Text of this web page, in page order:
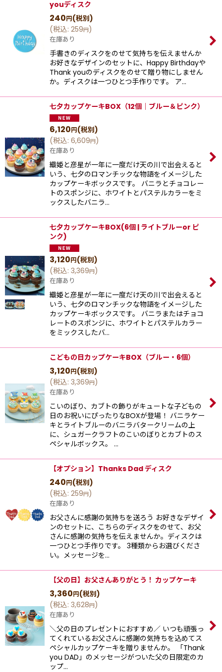
youディスク
240円(税別)
(税込: 259円)
在庫あり
手書きのディスクをのせて気持ちを伝えませんか
お好きなデザインのセットに、Happy Birthdayや
Thank youのディスクをのせて贈り物にしません
か。ディスクは一つひとつ手作りです。 ア…
七夕カップケーキBOX（12個｜ブルー＆ピンク）
6,120円(税別)
(税込: 6,609円)
在庫あり
織姫と彦星が一年に一度だけ天の川で出会えると
いう、七夕のロマンチックな物語をイメージした
カップケーキボックスです。 バニラとチョコレー
トのスポンジに、ホワイトとパステルカラーをミ
ックスしたバニラ…
七夕カップケーキBOX(6個 | ライトブルーor ピ
ンク)
3,120円(税別)
(税込: 3,369円)
在庫あり
織姫と彦星が一年に一度だけ天の川で出会えると
いう、七夕のロマンチックな物語をイメージした
カップケーキボックスです。 バニラまたはチョコ
レートのスポンジに、ホワイトとパステルカラー
をミックスしたバ…
こどもの日カップケーキBOX（ブルー・6個）
3,120円(税別)
(税込: 3,369円)
在庫あり
こいのぼり、カブトの飾りがキュートな子どもの
日のお祝いにぴったりなBOXが登場！ バニラケー
キとライトブルーのバニラバタークリームの上
に、シュガークラフトのこいのぼりとカブトのス
ペシャルボックス。 …
【オプション】Thanks Dad ディスク
240円(税別)
(税込: 259円)
在庫あり
お父さんに感謝の気持ちを送ろう お好きなデザイ
ンのセットに、こちらのディスクをのせて、お父
さんに感謝の気持ちを伝えませんか。ディスクは
一つひとつ手作りです。 3種類からお選びくださ
い。メッセージを…
【父の日】お父さんありがとう！ カップケーキ
3,360円(税別)
(税込: 3,628円)
在庫あり
＼父の日のプレゼントにおすすめ／ いつも頑張っ
てくれているお父さんに感謝の気持ちを込めてス
ペシャルカップケーキを贈りませんか。 「Thank
you DAD」のメッセージがついた父の日限定のカ
ップ…